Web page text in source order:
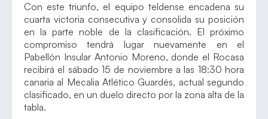
Con este triunfo, el equipo teldense encadena su
cuarta victoria consecutiva y consolida su posición
en la parte noble de la clasificación. El próximo
compromiso tendrá lugar nuevamente en el
Pabellón Insular Antonio Moreno, donde el Rocasa
recibirá el sábado 15 de noviembre a las 18:30 hora
canaria al Mecalia Atlético Guardés, actual segundo
clasificado, en un duelo directo por la zona alta de la
tabla.